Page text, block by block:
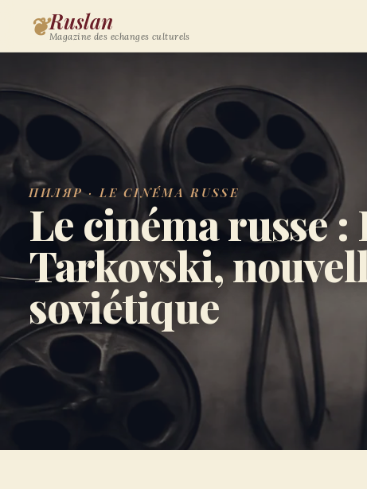
❦Ruslan
Magazine des echanges culturels
ПИЛЯР · LE CINÉMA RUSSE
Le cinéma russe :
Tarkovski,
soviétique